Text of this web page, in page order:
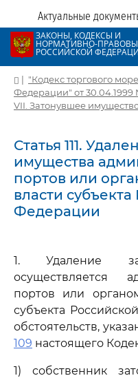
Актуальные
ЗАКОНЫ, КОДЕКСЫ И
НОРМАТИВНО-
РОССИЙСКОЙ
| "Кодекс торгового
Федерации" от 30.04.1999
VII. Затонувшее
Статья 111.
имущества
портов или
власти
Федерации
1. Удаление
осуществляется
портов или
субъекта
обстоятельств,
109 настоящего
1) собственник